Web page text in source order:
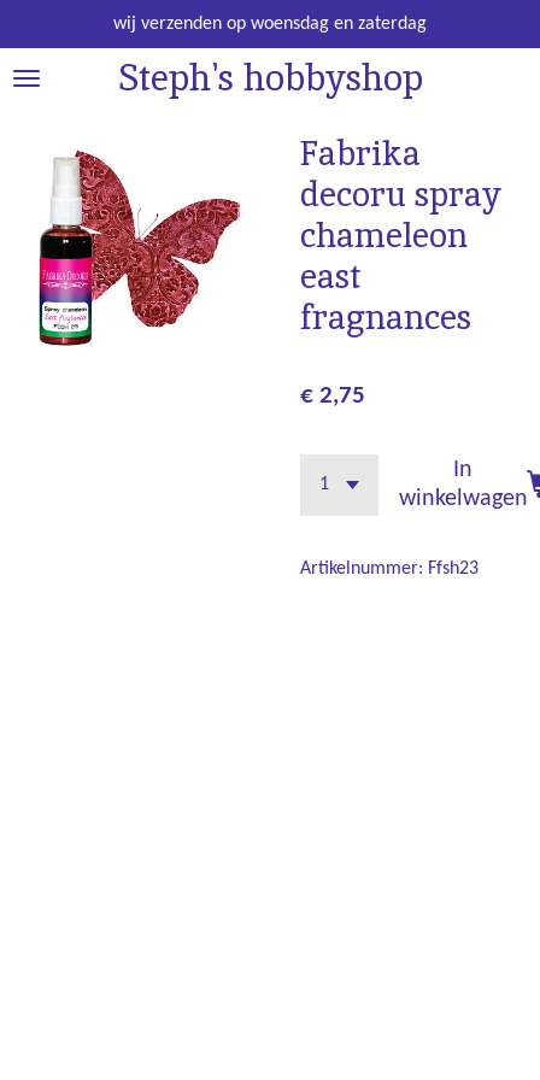
direct
naar
Steph's hobbyshop
wij verzenden op woensdag en zaterdag
Fabrika
decoru spray
chameleon
east
fragnances
€ 2,75
In
winkelwagen
Artikelnummer: Ffsh23